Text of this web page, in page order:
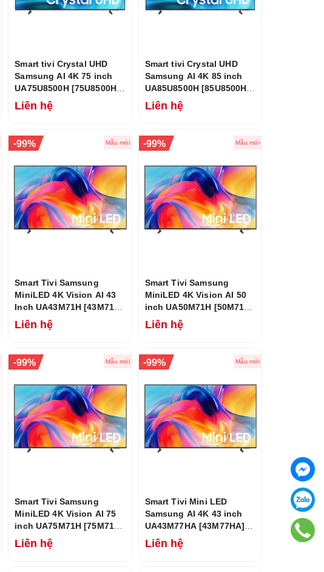
Smart tivi Crystal UHD
Samsung AI 4K 75 inch
UA75U8500H [75U8500H]
Mới 2026
Liên hệ
Smart tivi Crystal UHD
Samsung AI 4K 85 inch
UA85U8500H [85U8500H]
Mới 2026
Liên hệ
-99% Mẫu mới
Smart Tivi Samsung
MiniLED 4K Vision AI 43
Inch UA43M71H [43M71H]
Mới 2026
Liên hệ
-99% Mẫu mới
Smart Tivi Samsung
MiniLED 4K Vision AI 50
inch UA50M71H [50M71H]
Mới 2026
Liên hệ
-99% Mẫu mới
Smart Tivi Samsung
MiniLED 4K Vision AI 75
inch UA75M71H [75M71H]
Mới 2026
Liên hệ
-99% Mẫu mới
Smart Tivi Mini LED
Samsung AI 4K 43 inch
UA43M77HA [43M77HA]
Mới 2026
Liên hệ